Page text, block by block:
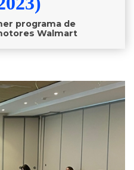
programa de
Walmart